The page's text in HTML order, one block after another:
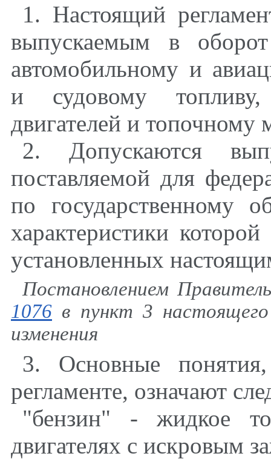
1. Настоящий
выпускаемым в
автомобильному и
и судовому
двигателей и топочному
2. Допускаются
поставляемой для
по государственному
характеристики
установленных
Постановлением
1076 в пункт 3 настоящего
изменения
3. Основные
регламенте, означают
"бензин" - жидкое
двигателях с искровым